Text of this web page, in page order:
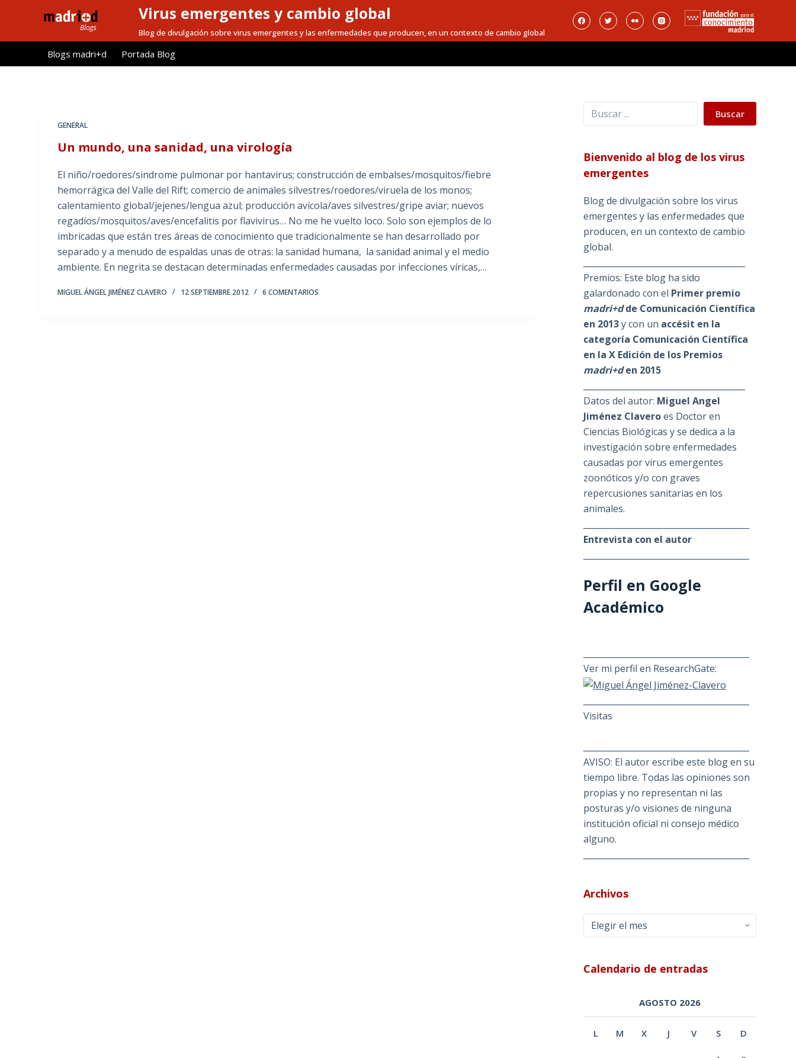
l
Virus emergentes y cambio global
Blog de divulgación sobre virus emergentes y las enfermedades que producen, en un contexto de cambio global
Blogs madri+d Portada Blog
GENERAL
Un mundo, una sanidad, una virología
El niño/roedores/sindrome pulmonar por hantavirus; construcción de embalses/mosquitos/fiebre
hemorrágica del Valle del Rift; comercio de animales silvestres/roedores/viruela de los monos;
calentamiento global/jejenes/lengua azul; producción avícola/aves silvestres/gripe aviar; nuevos
regadíos/mosquitos/aves/encefalitis por flavivirus… No me he vuelto loco. Solo son ejemplos de lo
imbricadas que están tres áreas de conocimiento que tradicionalmente se han desarrollado por
separado y a menudo de espaldas unas de otras: la sanidad humana, la sanidad animal y el medio
ambiente. En negrita se destacan determinadas enfermedades causadas por infecciones víricas,…
MIGUEL ÁNGEL JIMÉNEZ CLAVERO 12 SEPTIEMBRE 2012 6 COMENTARIOS
Buscar Buscar
Bienvenido al blog de los virus
emergentes
Blog de divulgación sobre los virus
emergentes y las enfermedades que
producen, en un contexto de cambio
global.
Premios: Este blog ha sido
galardonado con el Primer premio
madri+dde Comunicación Científica
en 2013y con un accésit en la
categoría Comunicación Científica
en la X Edición de los Premios
madri+den 2015
Datos del autor: Miguel Angel
Jiménez Claveroes Doctor en
Ciencias Biológicas y se dedica a la
investigación sobre enfermedades
causadas por virus emergentes
zoonóticos y/o con graves
repercusiones sanitarias en los
animales.
Entrevista con el autor
Perfil en Google
Académico
Ver mi perfil en ResearchGate:
Visitas
AVISO: El autor escribe este blog en su
tiempo libre. Todas las opiniones son
propias y no representan ni las
posturas y/o visiones de ninguna
institución oficial ni consejo médico
alguno.
Archivos
Archivos
Calendario de entradas
AGOSTO 2026
L M X J V S D